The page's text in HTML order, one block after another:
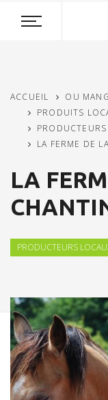
principal
recherche
ACCUEIL
OU
PRODUITS
LA FERME DE
LA
PRODUCTEURS